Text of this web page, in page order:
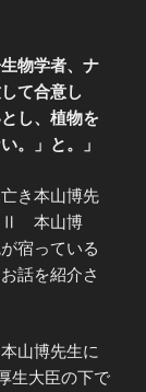
物学者、ナ
て合意し
し、植物を
。」と。」
き本山博先
Ⅱ 本山博
宿っている
話を紹介さ
山博先生に
生大臣の下で